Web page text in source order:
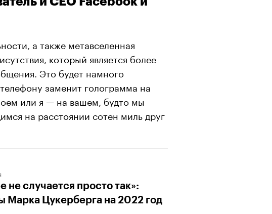
а также метавселенная
который является более
Это будет намного
заменит голограмма на
или я — на вашем, будто мы
на расстоянии сотен миль друг
не случается просто так»:
Марка Цукерберга на 2022 год